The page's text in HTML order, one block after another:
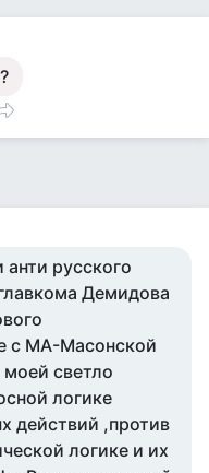
русского
Демидова
с МА-Масонской
светло
логике
действий ,против
логике и их